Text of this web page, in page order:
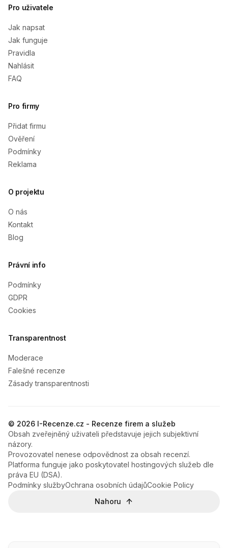
Pro uživatele
Jak napsat
Jak funguje
Pravidla
Nahlásit
FAQ
Pro firmy
Přidat firmu
Ověření
Podmínky
Reklama
O projektu
O nás
Kontakt
Blog
Právní info
Podmínky
GDPR
Cookies
Transparentnost
Moderace
Falešné recenze
Zásady transparentnosti
© 2026 I-Recenze.cz - Recenze firem a služeb
Obsah zveřejněný uživateli představuje jejich subjektivní
názory.
Provozovatel nenese odpovědnost za obsah recenzí.
Platforma funguje jako poskytovatel hostingových služeb dle
práva EU (DSA).
Podmínky službyOchrana osobních údajůCookie Policy
Nahoru